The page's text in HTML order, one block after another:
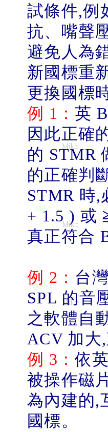
試條件,例
抗、嘴聲
避免人為
新國標重
更換國標
例 1 ：英
因此正確
的 STMR
的正確判
STMR 時,
+ 1.5 ) 或
真正符合
例 2 ： 台
SPL 的音
之軟體自
ACV 加大,
例 3 ：依
被操作磁
為內建的,
國標。